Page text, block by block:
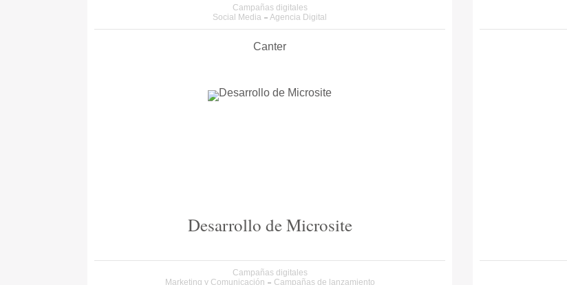
Campañas digitales
Social Media
Agencia Digital
Canter
Desarrollo de Microsite
Campañas digitales
Marketing y Comunicación
Campañas de lanzamiento